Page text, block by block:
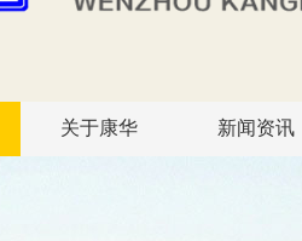
关于康华 新闻资讯